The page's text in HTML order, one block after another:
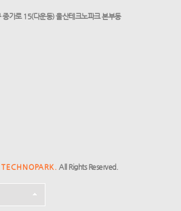
가로 15(다운동) 울산테크노파크 본부동
All Rights Reserved.